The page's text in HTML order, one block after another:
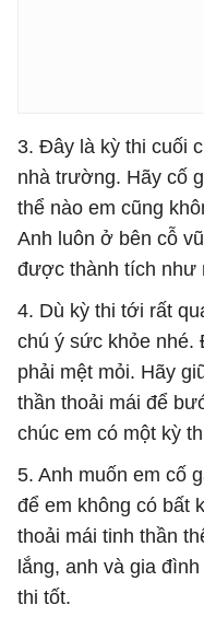
3. Đây là kỳ thi cuối
nhà trường. Hãy cố
thể nào em cũng
Anh luôn ở bên cỗ
được thành tích như
4. Dù kỳ thi tới rất
chú ý sức khỏe nhé.
phải mệt mỏi. Hãy
thần thoải mái để
chúc em có một kỳ
5. Anh muốn em cố
để em không có bất
thoải mái tinh thần
lắng, anh và gia
thi tốt.